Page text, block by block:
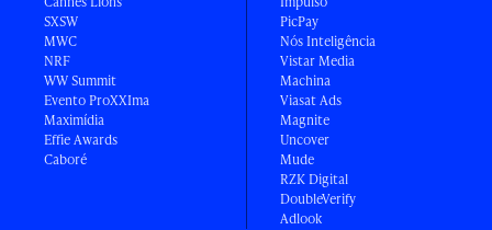
SXSW
MWC
NRF
WW Summit
Evento ProXXIma
Maximídia
Effie Awards
Caboré
PicPay
Nós Inteligência
Vistar Media
Machina
Viasat Ads
Magnite
Uncover
Mude
RZK Digital
DoubleVerify
Adlook